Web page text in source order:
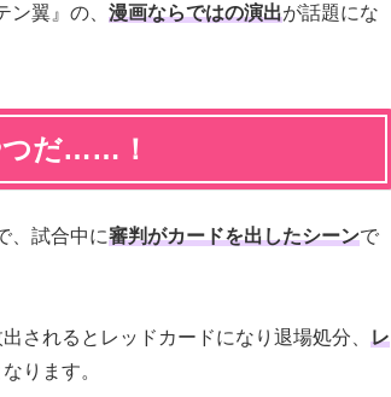
翼』の、 漫画ならではの演出が話題にな
つだ……！
、試合中に審判がカードを出したシーンで
されるとレッドカードになり退場処分、 レ
ります。